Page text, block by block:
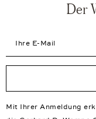
Der
Mit Ihrer Anmeldung